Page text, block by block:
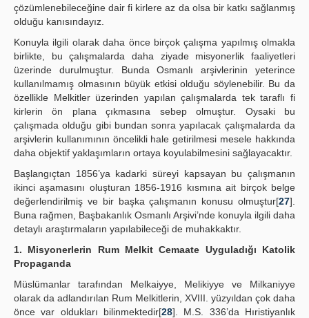
çözümlenebileceğine dair fi kirlere az da olsa bir katkı sağlanmış
olduğu kanısındayız.
Konuyla ilgili olarak daha önce birçok çalışma yapılmış olmakla
birlikte, bu çalışmalarda daha ziyade misyonerlik faaliyetleri
üzerinde durulmuştur. Bunda Osmanlı arşivlerinin yeterince
kullanılmamış olmasının büyük etkisi olduğu söylenebilir. Bu da
özellikle Melkitler üzerinden yapılan çalışmalarda tek taraflı fi
kirlerin ön plana çıkmasına sebep olmuştur. Oysaki bu
çalışmada olduğu gibi bundan sonra yapılacak çalışmalarda da
arşivlerin kullanımının öncelikli hale getirilmesi mesele hakkında
daha objektif yaklaşımların ortaya koyulabilmesini sağlayacaktır.
Başlangıçtan 1856’ya kadarki süreyi kapsayan bu çalışmanın
ikinci aşamasını oluşturan 1856-1916 kısmına ait birçok belge
değerlendirilmiş ve bir başka çalışmanın konusu olmuştur[27].
Buna rağmen, Başbakanlık Osmanlı Arşivi’nde konuyla ilgili daha
detaylı araştırmaların yapılabileceği de muhakkaktır.
1. Misyonerlerin Rum Melkit Cemaate Uyguladığı Katolik
Propaganda
Müslümanlar tarafından Melkaiyye, Melikiyye ve Milkaniyye
olarak da adlandırılan Rum Melkitlerin, XVIII. yüzyıldan çok daha
önce var oldukları bilinmektedir[28]. M.S. 336’da Hıristiyanlık